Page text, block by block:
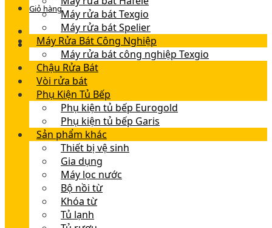
Giỏ hàngMáy rửa bát Texgio
Máy rửa bát Spelier
Máy Rửa Bát Công Nghiệp
Máy rửa bát công nghiệp Texgio
Chậu Rửa Bát
Vòi rửa bát
Phụ Kiện Tủ Bếp
Phụ kiện tủ bếp Eurogold
Phụ kiện tủ bếp Garis
Sản phẩm khác
Thiết bị vệ sinh
Gia dụng
Máy lọc nước
Bộ nồi từ
Khóa từ
Tủ lạnh